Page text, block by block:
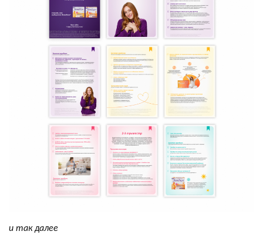
и так далее